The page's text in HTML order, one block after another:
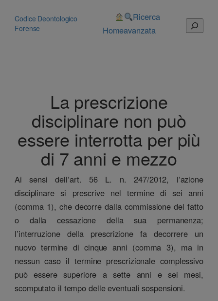
contenuto
Codice Deontologico
Forense
Home
Ricerca
avanzata
Cerca
La prescrizione
disciplinare non può
essere interrotta per più
di 7 anni e mezzo
Ai sensi dell’art. 56 L. n. 247/2012, l’azione
disciplinare si prescrive nel termine di sei anni
(comma 1), che decorre dalla commissione del fatto
o dalla cessazione della sua permanenza;
l’interruzione della prescrizione fa decorrere un
nuovo termine di cinque anni (comma 3), ma in
nessun caso il termine prescrizionale complessivo
può essere superiore a sette anni e sei mesi,
scomputato il tempo delle eventuali sospensioni.